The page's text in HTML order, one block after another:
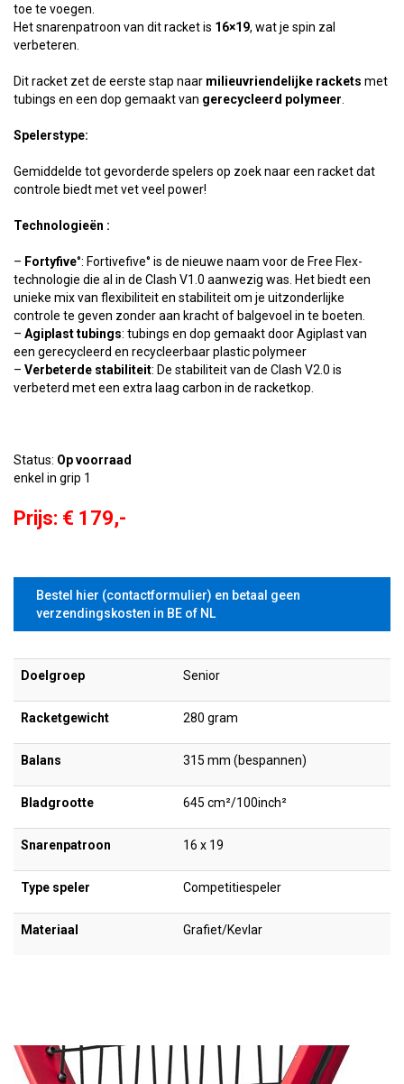
toe te voegen.
Het snarenpatroon van dit racket is 16×19, wat je spin zal
verbeteren.
Dit racket zet de eerste stap naar milieuvriendelijke rackets met
tubings en een dop gemaakt van gerecycleerd polymeer.
Spelerstype:
Gemiddelde tot gevorderde spelers op zoek naar een racket dat
controle biedt met vet veel power!
Technologieën :
– Fortyfive°: Fortivefive° is de nieuwe naam voor de Free Flex-
technologie die al in de Clash V1.0 aanwezig was. Het biedt een
unieke mix van flexibiliteit en stabiliteit om je uitzonderlijke
controle te geven zonder aan kracht of balgevoel in te boeten.
– Agiplasttubings: tubings en dop gemaakt door Agiplast van
een gerecycleerd en recycleerbaar plastic polymeer
– Verbeterde stabiliteit: De stabiliteit van de Clash V2.0 is
verbeterd met een extra laag carbon in de racketkop.
Status: Op voorraad
enkel in grip 1
Prijs: € 179,-
Bestel hier (contactformulier) en betaal geen
verzendingskosten in BE of NL
Doelgroep Senior
Racketgewicht 280 gram
Balans 315 mm (bespannen)
Bladgrootte 645 cm²/100inch²
Snarenpatroon 16 x 19
Type speler Competitiespeler
Materiaal Grafiet/Kevlar